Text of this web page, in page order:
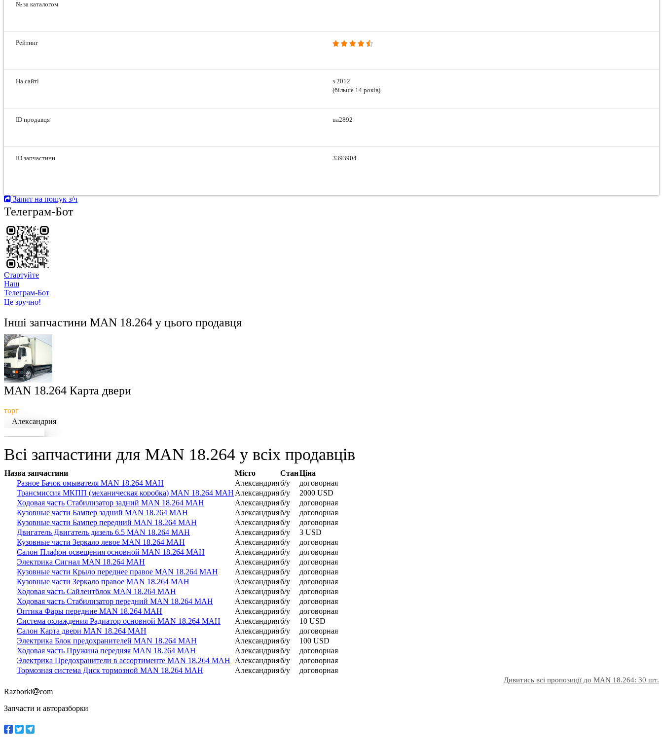
№ за каталогом
Рейтинг
На сайті
з 2012
(більше 14 років)
ID продавця ua2892
ID запчастини 3393904
Запит на пошук з/ч
Телеграм-Бот
Стартуйте
Hаш
Телеграм-Бот
Це зручно!
Інші запчастини MAN 18.264 у цього продавця
MAN 18.264 Карта двери
торг
Александрия
Всі запчастини для MAN 18.264 у всіх продавців
Назва запчастини Місто СтанЦіна
Разное Бачок омывателя MAN 18.264 МАН
Александрияб/у
договорная
Трансмиссия МКПП (механическая коробка) MAN 18.264 МАН Александрияб/у
2000 USD
Ходовая часть Стабилизатор задний MAN 18.264 МАН
Александрияб/у
договорная
Кузовные части Бампер задний MAN 18.264 МАН
Александрияб/у
договорная
Кузовные части Бампер передний MAN 18.264 МАН
Александрияб/у
договорная
Двигатель Двигатель дизель 6.5 MAN 18.264 МАН
Александрияб/у
3 USD
Кузовные части Зеркало левое MAN 18.264 МАН
Александрияб/у
договорная
Салон Плафон освещения основной MAN 18.264 МАН
Александрияб/у
договорная
Электрика Сигнал MAN 18.264 МАН
Александрияб/у
договорная
Кузовные части Крыло переднее правое MAN 18.264 МАН
Александрияб/у
договорная
Кузовные части Зеркало правое MAN 18.264 МАН
Александрияб/у
договорная
Ходовая часть Сайлентблок MAN 18.264 МАН
Александрияб/у
договорная
Ходовая часть Стабилизатор передний MAN 18.264 МАН
Александрияб/у
договорная
Оптика Фары передние MAN 18.264 МАН
Александрияб/у
договорная
Система охлаждения Радиатор основной MAN 18.264 МАН
Александрияб/у
10 USD
Салон Карта двери MAN 18.264 МАН
Александрияб/у
договорная
Электрика Блок предохранителей MAN 18.264 МАН
Александрияб/у
100 USD
Ходовая часть Пружина передняя MAN 18.264 МАН
Александрияб/у
договорная
Электрика Предохранители в ассортименте MAN 18.264 МАН
Александрияб/у
договорная
Тормозная система Диск тормозной MAN 18.264 МАН
Александрияб/у договорная
Дивитись всі пропозиції до MAN 18.264: 30 шт.
Razborki
com
Запчасти и авторазборки